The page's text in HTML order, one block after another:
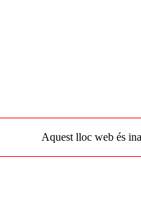
Aquest lloc web és